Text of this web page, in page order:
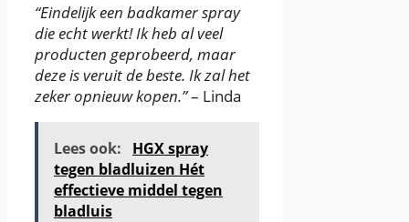
“Eindelijk een badkamer spray
die echt werkt! Ik heb al veel
producten geprobeerd, maar
deze is veruit de beste. Ik zal het
zeker opnieuw kopen.”– Linda
Lees ook:
HGX spray
tegen bladluizen Hét
effectieve middel tegen
bladluis